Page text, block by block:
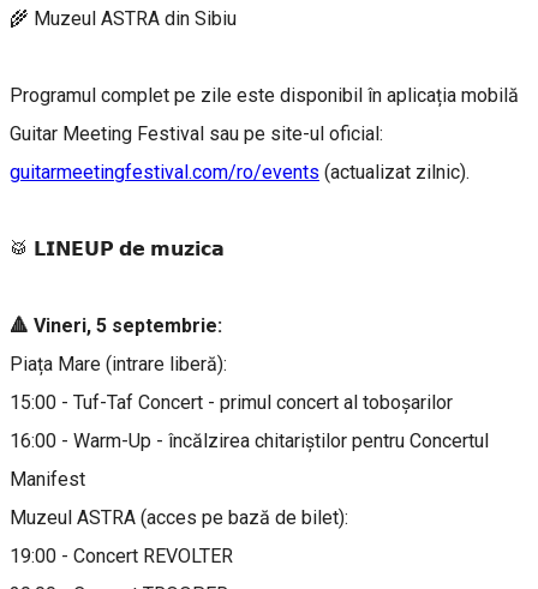
🌾 Muzeul ASTRA din Sibiu
Programul complet pe zile este disponibil în aplicația mobilă
Guitar Meeting Festival sau pe site-ul oficial:
guitarmeetingfestival.com/ro/events (actualizat zilnic).
🥁 𝗟𝗜𝗡𝗘𝗨𝗣 𝗱𝗲 𝗺𝘂𝘇𝗶𝗰𝗮
🔺 Vineri, 5 septembrie:
Piața Mare (intrare liberă):
15:00 - Tuf-Taf Concert - primul concert al toboșarilor
16:00 - Warm-Up - încălzirea chitariștilor pentru Concertul
Manifest
Muzeul ASTRA (acces pe bază de bilet):
19:00 - Concert REVOLTER